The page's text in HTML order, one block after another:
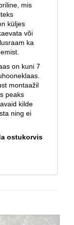
mis
küljes
või
ka
on kuni 7
montaažil
peaks
kilde
ning ei
ostukorvis